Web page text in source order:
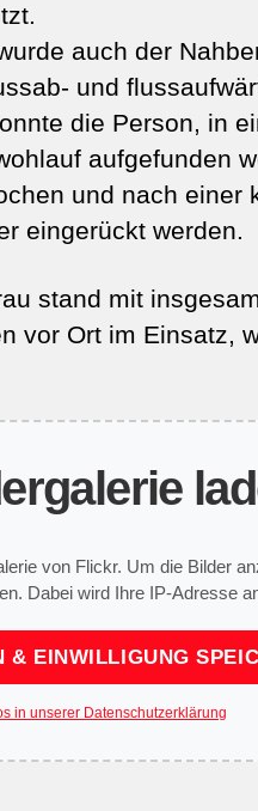
auch der
und
die Person, in
aufgefunden
und nach einer
eingerückt werden.
stand mit
vor Ort im Einsatz,
von Flickr. Um die Bilder
Dabei wird Ihre IP-Adresse
& EINWILLIGUNG
in unserer Datenschutzerklärung